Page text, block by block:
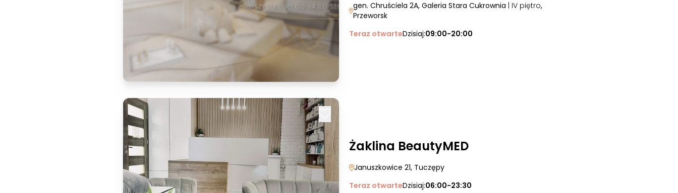
gen. Chruściela 2A, Galeria Stara Cukrownia | IV piętro,
Przeworsk
Teraz otwarteDzisiaj:09:00-20:00
Żaklina BeautyMED
Januszkowice 21, Tuczępy
Teraz otwarteDzisiaj:06:00-23:30